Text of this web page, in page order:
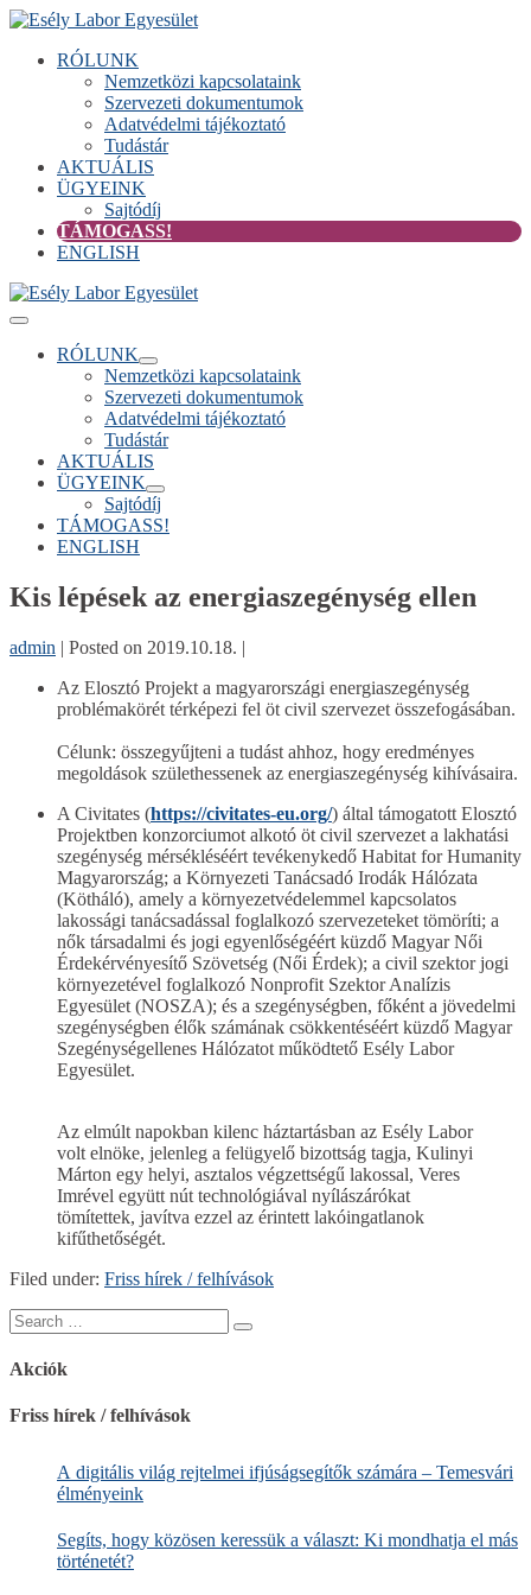
Skip
contentRÓLUNK
Nemzetközi kapcsolataink
Szervezeti dokumentumok
Adatvédelmi tájékoztató
Tudástár
AKTUÁLIS
ÜGYEINK
Sajtódíj
TÁMOGASS!
ENGLISH
Menu
ToggleRÓLUNK
Menu
Toggle
Nemzetközi kapcsolataink
Szervezeti dokumentumok
Adatvédelmi tájékoztató
Tudástár
AKTUÁLIS
ÜGYEINK
Menu
Toggle
Sajtódíj
TÁMOGASS!
ENGLISH
Kis lépések az energiaszegénység ellen
admin | Posted on 2019.10.18. |
Az Elosztó Projekt a magyarországi energiaszegénység
problémakörét térképezi fel öt civil szervezet összefogásában.
Célunk: összegyűjteni a tudást ahhoz, hogy eredményes
megoldások születhessenek az energiaszegénység kihívásaira.
A Civitates (https://civitates-eu.org/) által támogatott Elosztó
Projektben konzorciumot alkotó öt civil szervezet a lakhatási
szegénység mérsékléséért tevékenykedő Habitat for Humanity
Magyarország; a Környezeti Tanácsadó Irodák Hálózata
(Kötháló), amely a környezetvédelemmel kapcsolatos
lakossági tanácsadással foglalkozó szervezeteket tömöríti; a
nők társadalmi és jogi egyenlőségéért küzdő Magyar Női
Érdekérvényesítő Szövetség (Női Érdek); a civil szektor jogi
környezetével foglalkozó Nonprofit Szektor Analízis
Egyesület (NOSZA); és a szegénységben, főként a jövedelmi
szegénységben élők számának csökkentéséért küzdő Magyar
Szegénységellenes Hálózatot működtető Esély Labor
Egyesület.
Az elmúlt napokban kilenc háztartásban az Esély Labor
volt elnöke, jelenleg a felügyelő bizottság tagja, Kulinyi
Márton egy helyi, asztalos végzettségű lakossal, Veres
Imrével együtt nút technológiával nyílászárókat
tömítettek, javítva ezzel az érintett lakóingatlanok
kifűthetőségét.
Filed under: Friss hírek / felhívások
Search
for:
Akciók
Friss hírek / felhívások
A digitális világ rejtelmei ifjúságsegítők számára – Temesvári
élményeink
Segíts, hogy közösen keressük a választ: Ki mondhatja el más
történetét?